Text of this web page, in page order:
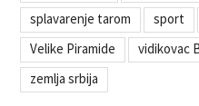
splavarenje tarom
sport
Velike Piramide
vidikovac
zemlja srbija